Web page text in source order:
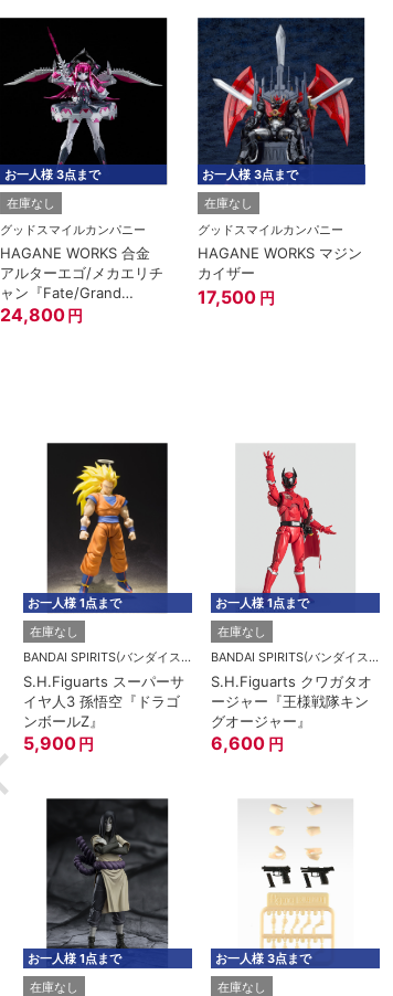
お一人様 3点まで
在庫なし
グッドスマイルカンパニー
HAGANE WORKS 合金
アルターエゴ/メカエリチ
ャン『Fate/Grand
Order』
24,800 円
お一人様 3点まで
在庫なし
グッドスマイルカンパニー
HAGANE WORKS マジン
カイザー
17,500 円
お一人様 1点まで
在庫なし
BANDAI SPIRITS(バンダイスピリッツ)
S.H.Figuarts スーパーサ
イヤ人3 孫悟空『ドラゴ
ンボールZ』
5,900 円
お一人様 1点まで
在庫なし
BANDAI SPIRITS(バンダイスピリッツ)
S.H.Figuarts クワガタオ
ージャー『王様戦隊キン
グオージャー』
6,600 円
お一人様 1点まで
在庫なし
お一人様 3点まで
在庫なし